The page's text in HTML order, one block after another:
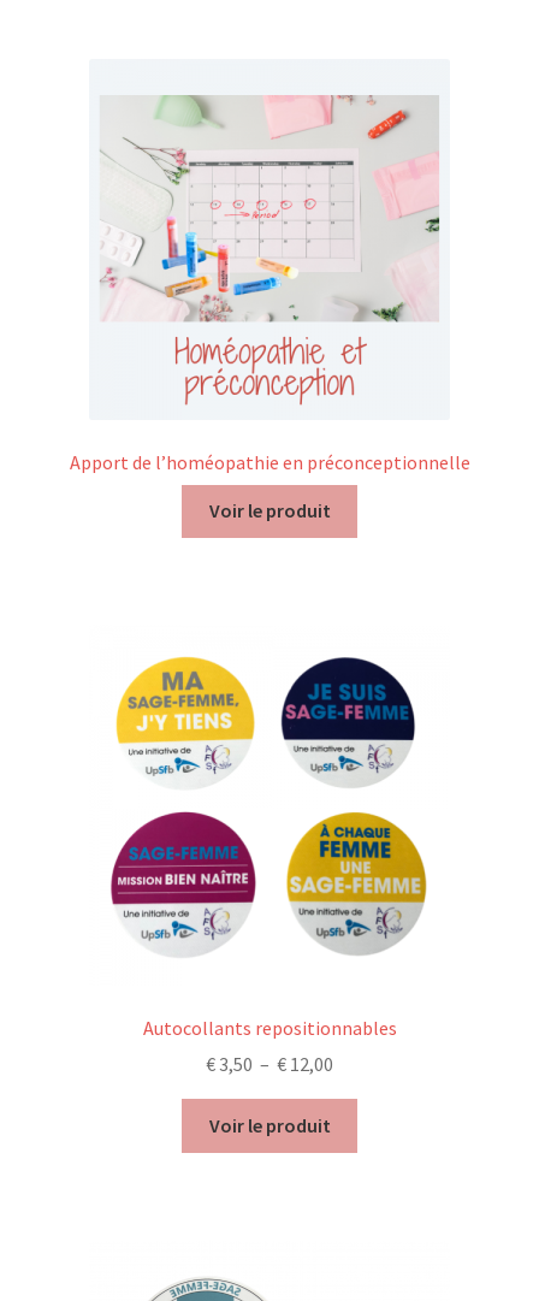
Apport de l’homéopathie en préconceptionnelle
Voir le produit
Autocollants repositionnables
€3,50 – € 12,00
de
€ 3,50
Voir le produit